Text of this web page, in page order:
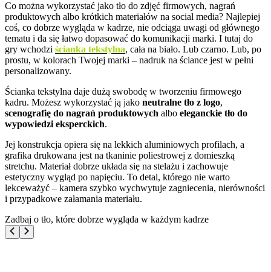
Co można wykorzystać jako tło do zdjęć firmowych, nagrań
produktowych albo krótkich materiałów na social media? Najlepiej
coś, co dobrze wygląda w kadrze, nie odciąga uwagi od głównego
tematu i da się łatwo dopasować do komunikacji marki. I tutaj do
gry wchodzi ścianka tekstylna, cała na biało. Lub czarno. Lub, po
prostu, w kolorach Twojej marki – nadruk na ściance jest w pełni
personalizowany.
Ścianka tekstylna daje dużą swobodę w tworzeniu firmowego
kadru. Możesz wykorzystać ją jako neutralne tło z logo,
scenografię do nagrań produktowych albo eleganckie tło do
wypowiedzi eksperckich.
Jej konstrukcja opiera się na lekkich aluminiowych profilach, a
grafika drukowana jest na tkaninie poliestrowej z domieszką
stretchu. Materiał dobrze układa się na stelażu i zachowuje
estetyczny wygląd po napięciu. To detal, którego nie warto
lekceważyć – kamera szybko wychwytuje zagniecenia, nierówności
i przypadkowe załamania materiału.
Zadbaj o tło, które dobrze wygląda w każdym kadrze